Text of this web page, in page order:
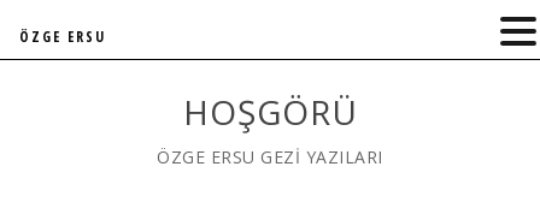
HOŞGÖRÜ
ÖZGE ERSU GEZİ YAZILARI
ÖZGE ERSU